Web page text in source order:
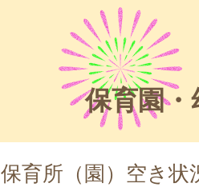
保育園
保育所（園）空き状